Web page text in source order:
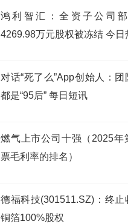
鸿利智汇：全资子公司
4269.98万元股权被冻结 今日
对话“死了么”App创始人：团
都是“95后” 每日短讯
燃气上市公司十强（2025年
票毛利率的排名）
德福科技(301511.SZ)：终止
铜箔100%股权